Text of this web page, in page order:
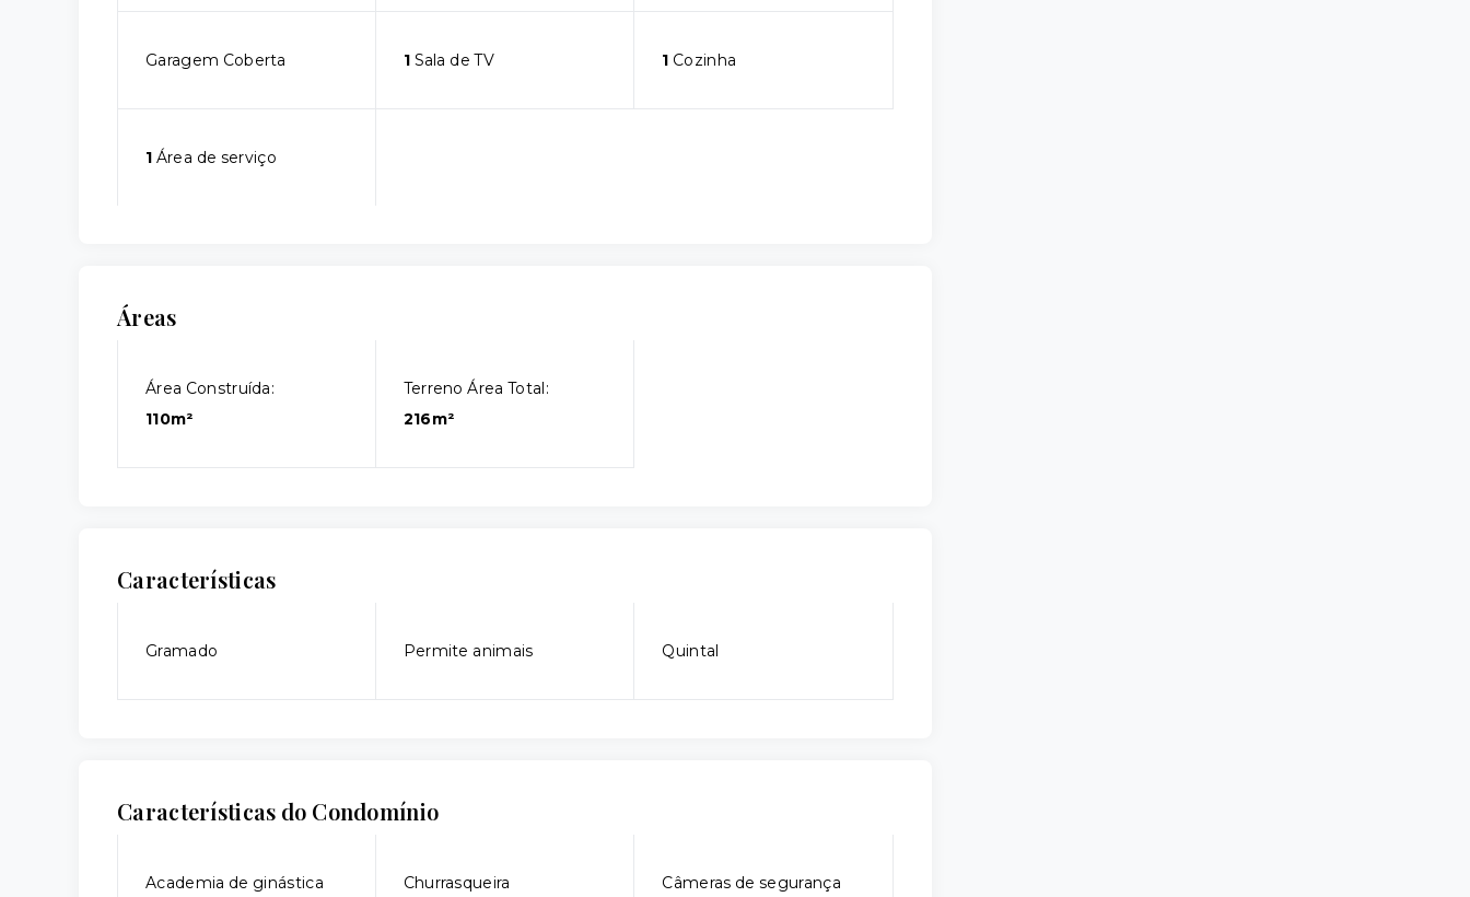
Garagem Coberta 1Sala de TV 1 Cozinha
1 Área de serviço
Áreas
Área Construída:
110m²
Terreno Área Total:
216m²
Características
Gramado Permite animais Quintal
Características do Condomínio
Academia de ginástica Churrasqueira Câmeras de segurança